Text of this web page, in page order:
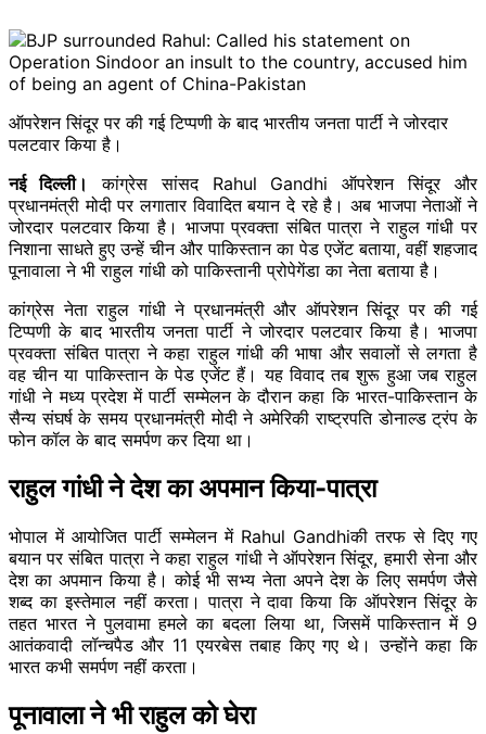
ऑपरेशन सिंदूर पर की गई टिप्पणी के बाद भारतीय जनता पार्टी ने जोरदार
पलटवार किया है।
नई दिल्ली।
कांग्रेस सांसद Rahul Gandhi ऑपरेशन सिंदूर और
प्रधानमंत्री मोदी पर लगातार विवादित बयान दे रहे है। अब भाजपा नेताओं ने
जोरदार पलटवार किया है। भाजपा प्रवक्ता संबित पात्रा ने राहुल गांधी पर
निशाना साधते हुए उन्हें चीन और पाकिस्तान का पेड एजेंट बताया, वहीं शहजाद
पूनावाला ने भी राहुल गांधी को पाकिस्तानी प्रोपेगेंडा का नेता बताया है।
कांग्रेस नेता राहुल गांधी ने प्रधानमंत्री और ऑपरेशन सिंदूर पर की गई
टिप्पणी के बाद भारतीय जनता पार्टी ने जोरदार पलटवार किया है। भाजपा
प्रवक्ता संबित पात्रा ने कहा राहुल गांधी की भाषा और सवालों से लगता है
वह चीन या पाकिस्तान के पेड एजेंट हैं। यह विवाद तब शुरू हुआ जब राहुल
गांधी ने मध्य प्रदेश में पार्टी सम्मेलन के दौरान कहा कि भारत-पाकिस्तान के
सैन्य संघर्ष के समय प्रधानमंत्री मोदी ने अमेरिकी राष्ट्रपति डोनाल्ड ट्रंप के
फोन कॉल के बाद समर्पण कर दिया था।
राहुल गांधी ने देश का अपमान किया-पात्रा
भोपाल में आयोजित पार्टी सम्मेलन में Rahul Gandhiकी तरफ से दिए गए
बयान पर संबित पात्रा ने कहा राहुल गांधी ने ऑपरेशन सिंदूर, हमारी सेना और
देश का अपमान किया है। कोई भी सभ्य नेता अपने देश के लिए समर्पण जैसे
शब्द का इस्तेमाल नहीं करता। पात्रा ने दावा किया कि ऑपरेशन सिंदूर के
तहत भारत ने पुलवामा हमले का बदला लिया था, जिसमें पाकिस्तान में 9
आतंकवादी लॉन्चपैड और 11 एयरबेस तबाह किए गए थे। उन्होंने कहा कि
भारत कभी समर्पण नहीं करता।
पूनावाला ने भी राहुल को घेरा